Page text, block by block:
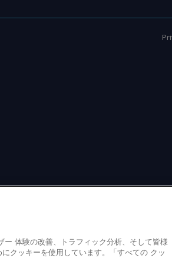
体験の改善、トラフィック分析、そして皆様
クッキーを使用しています。「すべての クッ